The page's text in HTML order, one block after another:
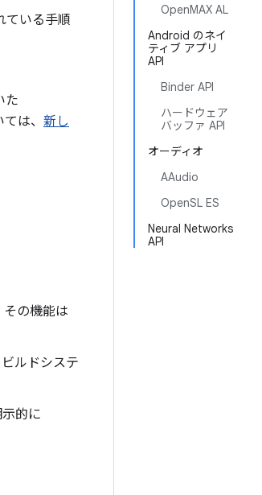
OpenMAX AL
Android のネイ
ティブ アプリ
API
Binder API
ハードウェア
バッファ API
オーディオ
AAudio
OpenSL ES
Neural Networks
API
ている手順
た
は、 新し
の機能は
ルドシステ
的に